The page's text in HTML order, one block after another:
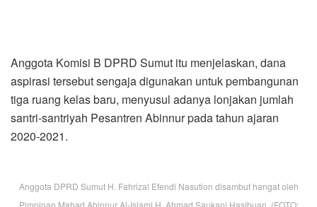
Anggota Komisi B DPRD Sumut itu menjelaskan, dana
aspirasi tersebut sengaja digunakan untuk pembangunan
tiga ruang kelas baru, menyusul adanya lonjakan jumlah
santri-santriyah Pesantren Abinnur pada tahun ajaran
2020-2021.
Anggota DPRD Sumut H. Fahrizal Efendi Nasution disambut hangat oleh
Pimpinan Mahad Abinnur Al-Islami H. Ahmad Saukani Hasibuan. (FOTO: